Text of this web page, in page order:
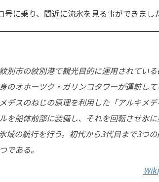
に乗り、間近に流氷を見る事ができまし
別市の紋別港で観光目的に運用されてい
のオホーツク・ガリンコタワーが運航し
デスのねじの原理を利用した「アルキメ
を船体前部に装備し、それを回転させ氷
域の航行を行う。初代から3代目まで3つ
である。